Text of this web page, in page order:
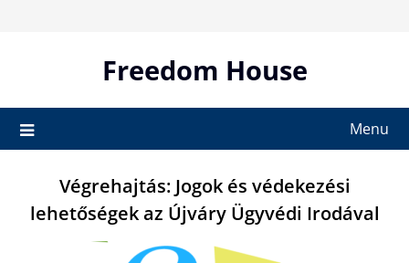
Freedom House
Menu
Végrehajtás: Jogok és védekezési
lehetőségek az Újváry Ügyvédi Irodával